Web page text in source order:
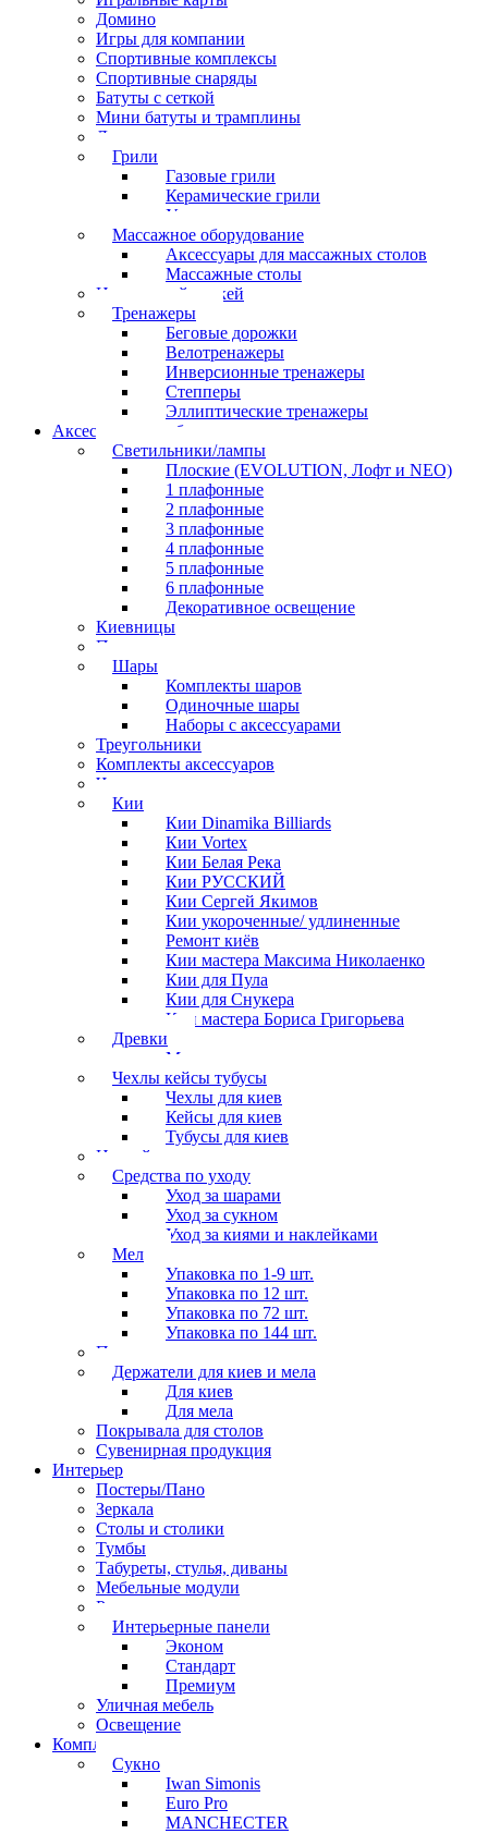
Домино
Игры для компании
Спортивные комплексы
Спортивные снаряды
Батуты с сеткой
Мини батуты и трамплины
Дартс
Грили
Газовые грили
Керамические грили
Угольные грили
Массажное оборудование
Аксессуары для массажных столов
Массажные столы
Настольный хоккей
Тренажеры
Беговые дорожки
Велотренажеры
Инверсионные тренажеры
Степперы
Эллиптические тренажеры
Аксессуары для бильярда
Светильники/лампы
Плоские (EVOLUTION, Лофт и NEO)
1 плафонные
2 плафонные
3 плафонные
4 плафонные
5 плафонные
6 плафонные
Декоративное освещение
Киевницы
Полочки
Шары
Комплекты шаров
Одиночные шары
Наборы с аксессуарами
Треугольники
Комплекты аксессуаров
Часы
Кии
Кии Dinamika Billiards
Кии Vortex
Кии Белая Река
Кии РУССКИЙ
Кии Сергей Якимов
Кии укороченные/ удлиненные
Ремонт киёв
Кии мастера Максима Николаенко
Кии для Пула
Кии для Снукера
Кии мастера Бориса Григорьева
Древки
Мосты для киев
Чехлы кейсы тубусы
Чехлы для киев
Кейсы для киев
Тубусы для киев
Наклейки
Средства по уходу
Уход за шарами
Уход за сукном
Уход за киями и наклейками
Мел
Упаковка по 1-9 шт.
Упаковка по 12 шт.
Упаковка по 72 шт.
Упаковка по 144 шт.
Перчатки
Держатели для киев и мела
Для киев
Для мела
Покрывала для столов
Сувенирная продукция
Интерьер
Постеры/Пано
Зеркала
Столы и столики
Тумбы
Табуреты, стулья, диваны
Мебельные модули
Рамы под картины
Интерьерные панели
Эконом
Стандарт
Премиум
Уличная мебель
Освещение
Комплектующие
Сукно
Iwan Simonis
Euro Pro
MANCHECTER